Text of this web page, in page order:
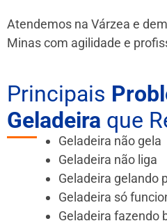
Atendemos na Várzea e
Minascom agilidade e
Principais
Geladeira que
Geladeira não gela
Geladeira não liga
Geladeira gelando
Geladeira só
Geladeira fazendo